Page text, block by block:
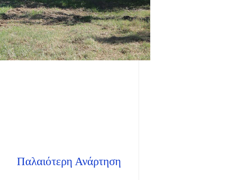
Παλαιότερη Ανάρτηση